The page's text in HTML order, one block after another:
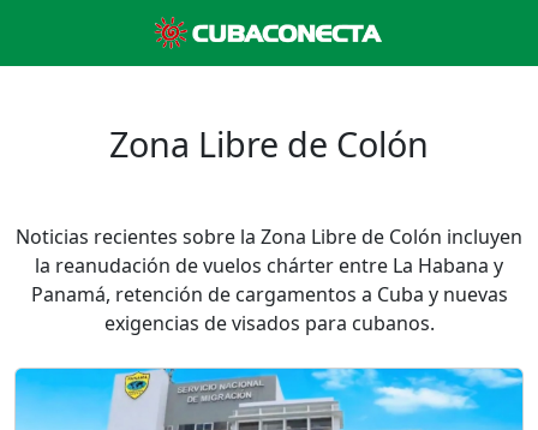
Zona Libre de Colón
Noticias recientes sobre la Zona Libre de Colón incluyen
la reanudación de vuelos chárter entre La Habana y
Panamá, retención de cargamentos a Cuba y nuevas
exigencias de visados para cubanos.